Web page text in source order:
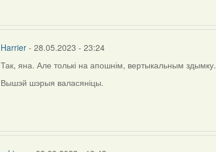
Harrier - 28.05.2023 - 23:24
Так, яна. Але толькі на апошнім, вертыкальным здымку.
Вышэй шэрыя валасяніцы.